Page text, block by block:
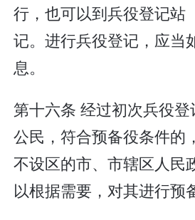
行，也可以到兵役登记站
记。进行兵役登记，应当
息。
第十六条 经过初次兵役
公民，符合预备役条件的
不设区的市、市辖区人民
以根据需要，对其进行预